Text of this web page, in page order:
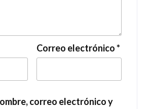
Correo electrónico*
correo electrónico y